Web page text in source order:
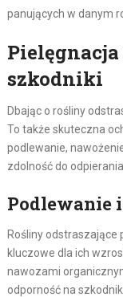
panujących w danym
szkodniki
Dbając o rośliny
To także skuteczna
podlewanie,
zdolność do
Podlewanie
Rośliny odstraszające
kluczowe dla ich
nawozami
odporność na